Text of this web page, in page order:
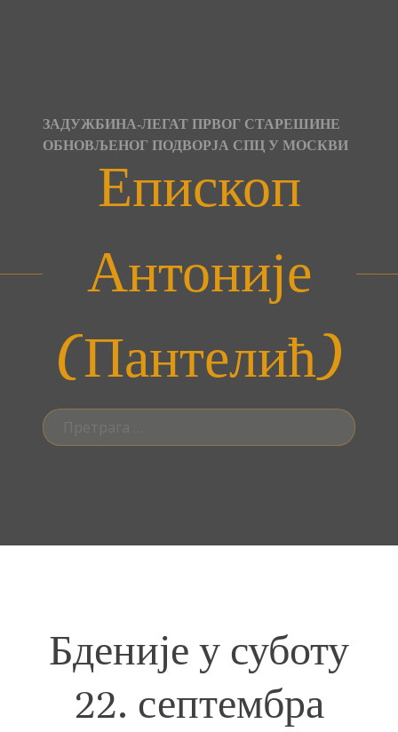
ЗАДУЖБИНА-ЛЕГАТ ПРВОГ СТАРЕШИНЕ
ОБНОВЉЕНОГ ПОДВОРЈА СПЦ У МОСКВИ
Епископ
Антоније
(Пантелић)
Претрага
за:
Бденије у суботу
22. септембра